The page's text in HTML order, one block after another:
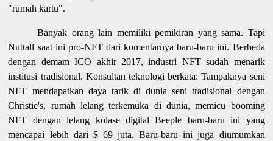
"rumah kartu".
Banyak orang lain memiliki pemikiran yang sama. Tapi
Nuttall saat ini pro-NFT dari komentarnya baru-baru ini. Berbeda
dengan demam ICO akhir 2017, industri NFT sudah menarik
institusi tradisional. Konsultan teknologi berkata: Tampaknya seni
NFT mendapatkan daya tarik di dunia seni tradisional dengan
Christie's, rumah lelang terkemuka di dunia, memicu booming
NFT dengan lelang kolase digital Beeple baru-baru ini yang
mencapai lebih dari $ 69 juta. Baru-baru ini juga diumumkan